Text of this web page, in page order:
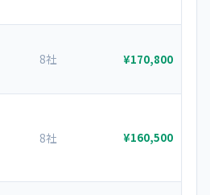
8社 ¥170,800
8社 ¥160,500